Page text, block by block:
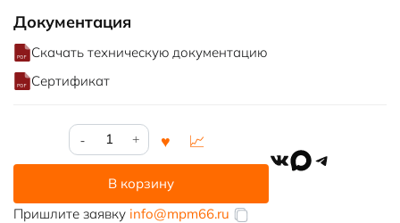
Документация
Скачать техническую документацию
Сертификат
Количество
товара
450У-4У3В корзину
VKMAXTelegram
Пришлите заявку info@mpm66.ru